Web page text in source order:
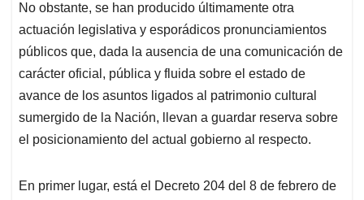
No obstante, se han producido últimamente otra
actuación legislativa y esporádicos pronunciamientos
públicos que, dada la ausencia de una comunicación de
carácter oficial, pública y fluida sobre el estado de
avance de los asuntos ligados al patrimonio cultural
sumergido de la Nación, llevan a guardar reserva sobre
el posicionamiento del actual gobierno al respecto.
En primer lugar, está el Decreto 204 del 8 de febrero de